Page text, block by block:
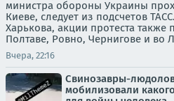
министра обороны Украины
Киеве, следует из подсчетов
Харькова, акции протеста также
Полтаве, Ровно, Чернигове и во
Вчера, 22:16
Свинозавры-
мобилизовали